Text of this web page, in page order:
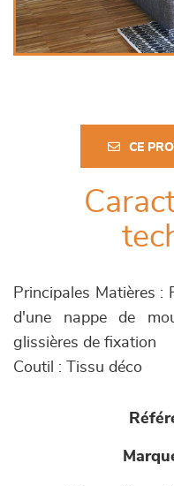
CE
Principales Matières :
d'une nappe de
glissières de fixation
Coutil : Tissu déco